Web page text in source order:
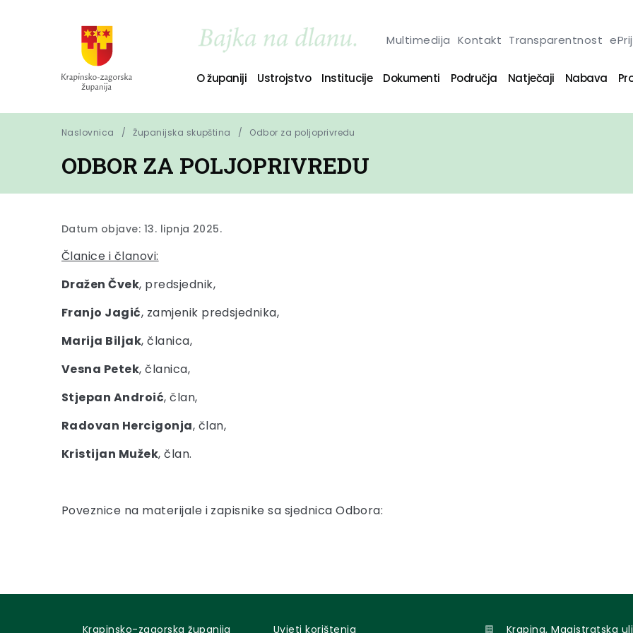
Multimedija Kontakt Transparentnost
O županiji Ustrojstvo Institucije Dokumenti Područja Natječaji Nabava
Naslovnica Županijska skupština Odbor za poljoprivredu
ODBOR ZA POLJOPRIVREDU
Datum objave: 13. lipnja 2025.
Članice i članovi:
Dražen Čvek, predsjednik,
Franjo Jagić, zamjenik predsjednika,
Marija Biljak, članica,
Vesna Petek, članica,
Stjepan Androić, član,
Radovan Hercigonja, član,
Kristijan Mužek, član.
Poveznice na materijale i zapisnike sa sjednica Odbora:
Krapinsko-zagorska županija Uvjeti korištenja Krapina, Magistratska